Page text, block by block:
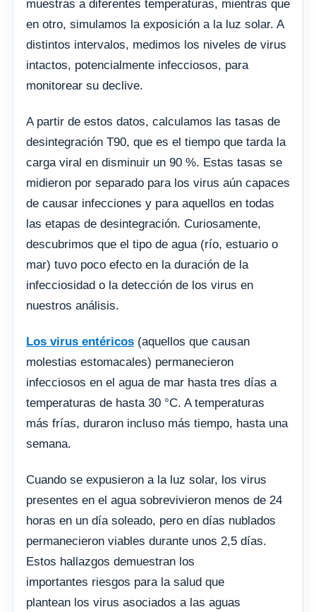
muestras a diferentes temperaturas, mientras que
en otro, simulamos la exposición a la luz solar. A
distintos intervalos, medimos los niveles de virus
intactos, potencialmente infecciosos, para
monitorear su declive.
A partir de estos datos, calculamos las tasas de
desintegración T90, que es el tiempo que tarda la
carga viral en disminuir un 90 %. Estas tasas se
midieron por separado para los virus aún capaces
de causar infecciones y para aquellos en todas
las etapas de desintegración. Curiosamente,
descubrimos que el tipo de agua (río, estuario o
mar) tuvo poco efecto en la duración de la
infecciosidad o la detección de los virus en
nuestros análisis.
Los virus entéricos (aquellos que causan
molestias estomacales) permanecieron
infecciosos en el agua de mar hasta tres días a
temperaturas de hasta 30 °C. A temperaturas
más frías, duraron incluso más tiempo, hasta una
semana.
Cuando se expusieron a la luz solar, los virus
presentes en el agua sobrevivieron menos de 24
horas en un día soleado, pero en días nublados
permanecieron viables durante unos 2,5 días.
Estos hallazgos demuestran los
importantes riesgos para la salud que
plantean los virus asociados a las aguas